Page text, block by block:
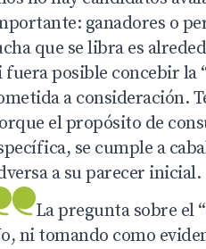
ganadores o
que se libra es
fuera posible concebir la
a consideración.
el propósito de
se cumple a
a su parecer inicial.
La pregunta sobre el
ni tomando como